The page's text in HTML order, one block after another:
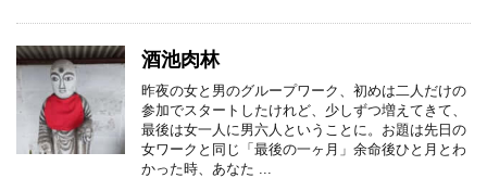
酒池肉林
昨夜の女と男のグループワーク、初めは二人だけの
参加でスタートしたけれど、少しずつ増えてきて、
最後は女一人に男六人ということに。お題は先日の
女ワークと同じ「最後の一ヶ月」余命後ひと月とわ
かった時、あなた ...